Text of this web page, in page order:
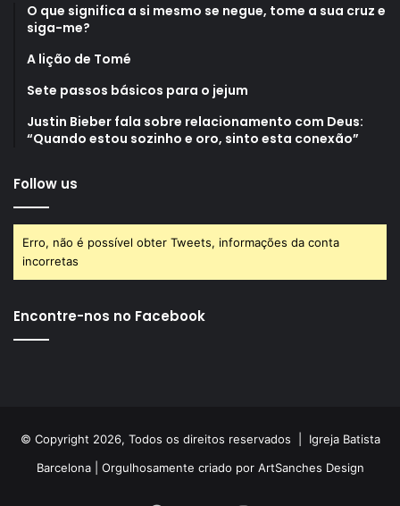
O que significa a si mesmo se negue, tome a sua cruz e
siga-me?
A lição de Tomé
Sete passos básicos para o jejum
Justin Bieber fala sobre relacionamento com Deus:
“Quando estou sozinho e oro, sinto esta conexão”
Follow us
Erro, não é possível obter Tweets, informações da conta
incorretas
Encontre-nos no Facebook
© Copyright 2026, Todos os direitos reservados | Igreja Batista
Barcelona| Orgulhosamente criado por ArtSanches Design